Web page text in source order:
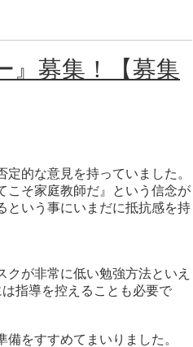
』募集！【募集
的な意見を持っていました。
こそ家庭教師だ』という信念が
という事にいまだに抵抗感を持
が非常に低い勉強方法といえ
指導を控えることも必要で
をすすめてまいりました。